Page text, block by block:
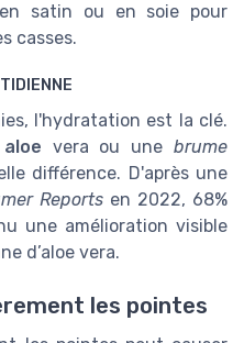
en satin ou en soie pour
casses.
l'hydratation est la clé.
vera ou unebrume
différence. D'après une
Reports en 2022, 68%
une amélioration visible
d’aloe vera.
les pointes